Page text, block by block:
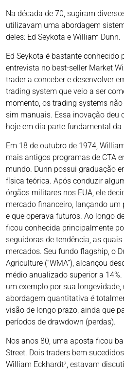
Na década de 70, sugiram
utilizavam uma abordagem
deles: Ed Seykota e William Dunn.
Ed Seykota é bastante conhecido
entrevista no best-seller Market
trader a conceber e desenvolver
trading system que veio a ser
momento, os trading systems
sim manuais. Essa inovação deu
hoje em dia parte fundamental
Em 18 de outubro de 1974,
mais antigos programas de CTA
mundo. Dunn possui graduação
física teórica. Após conduzir
órgãos militares nos EUA, ele
mercado financeiro, lançando
e que operava futuros. Ao longo
ficou conhecida principalmente
seguidoras de tendência, as
mercados. Seu fundo flagship, o
Agriculture (“WMA”), alcançou
médio anualizado superior a
um exemplo por sua
abordagem quantitativa é
visão de longo prazo, ainda que
períodos de drawdown (perdas).
Nos anos 80, uma aposta ficou
Street. Dois traders bem
William Eckhardt⁷, estavam